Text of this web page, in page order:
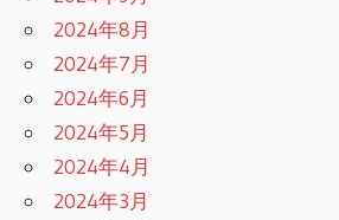
2024年8月
2024年7月
2024年6月
2024年5月
2024年4月
2024年3月